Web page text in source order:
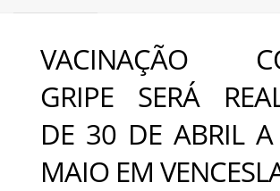
VACINAÇÃO
GRIPE SERÁ
DE 30 DE ABRIL
MAIO EM